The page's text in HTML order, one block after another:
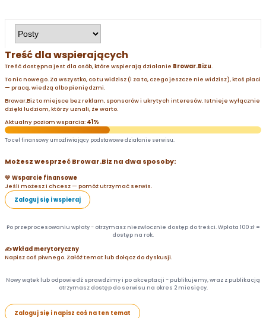
Treść dla wspierających
Treść dostępna jest dla osób, które wspierają działanie Browar.Bizu.
To nic nowego. Za wszystko, co tu widzisz (i za to, czego jeszcze nie widzisz), ktoś płaci
— pracą, wiedzą albo pieniędzmi.
Browar.Biz to miejsce bez reklam, sponsorów i ukrytych interesów. Istnieje wyłącznie
dzięki ludziom, którzy uznali, że warto.
Aktualny poziom wsparcia: 41%
To cel finansowy umożliwiający podstawowe działanie serwisu.
Możesz wesprzeć Browar.Biz na dwa sposoby:
💛 Wsparcie finansowe
Jeśli możesz i chcesz — pomóż utrzymać serwis.
Zaloguj się i wspieraj
Po przeprocesowaniu wpłaty - otrzymasz niezwłocznie dostęp do treści. Wpłata 100 zł =
dostęp na rok.
✍️ Wkład merytoryczny
Napisz coś piwnego. Załóż temat lub dołącz do dyskusji.
Nowy wątek lub odpowiedź sprawdzimy i po akceptacji - publikujemy, wraz z publikacją
otrzymasz dostęp do serwisu na okres 2 miesięcy.
Zaloguj się i napisz coś na ten temat